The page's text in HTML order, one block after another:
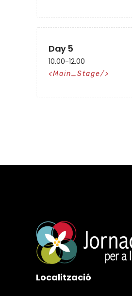
Day 5
10.00-12.00
Main_Stage
Localització